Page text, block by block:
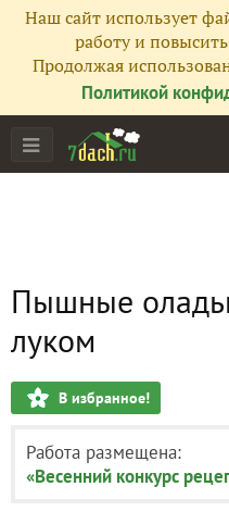
Наш сайт использует
работу и
Продолжая
Политикой
Пышные
луком
В избранное!
Работа размещена:
«Весенний конкурс